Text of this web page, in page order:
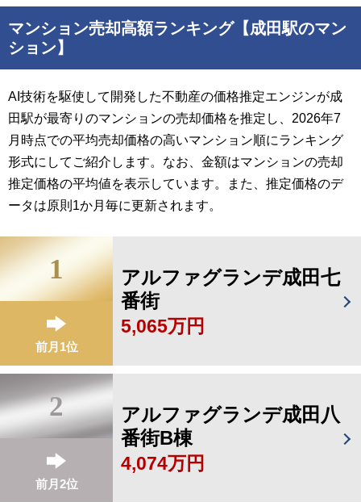
マンション売却高額ランキング【成田駅のマン
ション】
AI技術を駆使して開発した不動産の価格推定エンジンが成
田駅が最寄りのマンションの売却価格を推定し、2026年7
月時点での平均売却価格の高いマンション順にランキング
形式にしてご紹介します。なお、金額はマンションの売却
推定価格の平均値を表示しています。また、推定価格のデ
ータは原則1か月毎に更新されます。
1
前月1位
アルファグランデ成田七
番街
5,065万円
2
前月2位
アルファグランデ成田八
番街B棟
4,074万円